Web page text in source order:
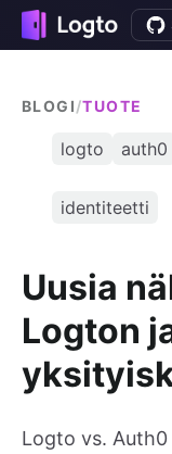
BLOGI/TUOTE
logto auth0
identiteetti
Uusia
Logton
Logto vs.